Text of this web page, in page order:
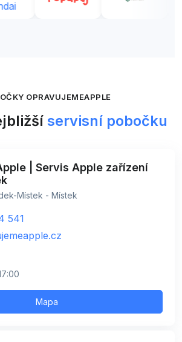
OPRAVUJEMEAPPLE
servisní pobočku
| Servis Apple zařízení
Místek - Místek
541
Mapa